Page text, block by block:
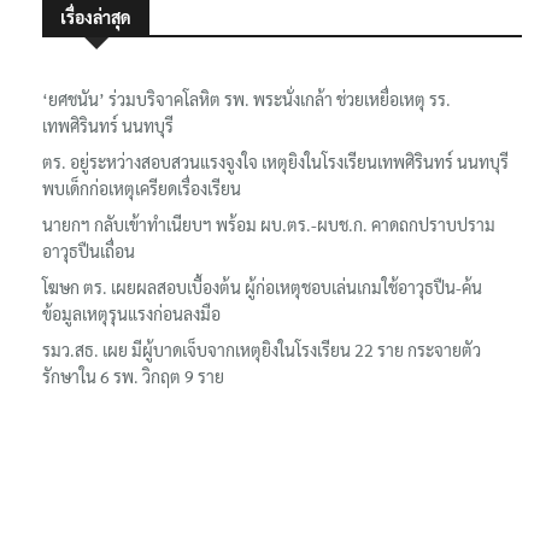
เรื่องล่าสุด
‘ยศชนัน’ ร่วมบริจาคโลหิต รพ. พระนั่งเกล้า ช่วยเหยื่อเหตุ รร.
เทพศิรินทร์ นนทบุรี
ตร. อยู่ระหว่างสอบสวนแรงจูงใจ เหตุยิงในโรงเรียนเทพศิรินทร์ นนทบุรี
พบเด็กก่อเหตุเครียดเรื่องเรียน
นายกฯ กลับเข้าทำเนียบฯ พร้อม ผบ.ตร.-ผบช.ก. คาดถกปราบปราม
อาวุธปืนเถื่อน
โฆษก ตร. เผยผลสอบเบื้องต้น ผู้ก่อเหตุชอบเล่นเกมใช้อาวุธปืน-ค้น
ข้อมูลเหตุรุนแรงก่อนลงมือ
รมว.สธ. เผย มีผู้บาดเจ็บจากเหตุยิงในโรงเรียน 22 ราย กระจายตัว
รักษาใน 6 รพ. วิกฤต 9 ราย